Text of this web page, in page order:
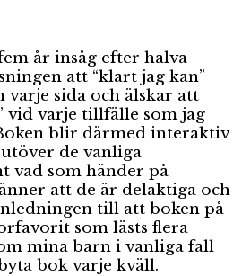
år insåg efter halva
att “klart jag kan”
varje sida och älskar att
vid varje tillfälle som jag
blir därmed interaktiv
de vanliga
vad som händer på
att de är delaktiga och
till att boken på
som lästs flera
mina barn i vanliga fall
bok varje kväll.